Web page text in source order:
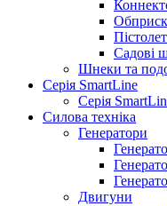
Садові
Шнеки та
Серія SmartLine
Серія
Силова техніка
Генератори
Двигуни